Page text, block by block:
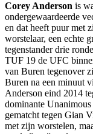
Corey Anderson is
ondergewaardeerde
en dat heeft puur met
worstelaar, een echte
tegenstander drie
TUF 19 de UFC
van Buren tegenover
Buren na een minuut
Anderson eind 2014
dominante
gematcht tegen Gian
met zijn worstelen,